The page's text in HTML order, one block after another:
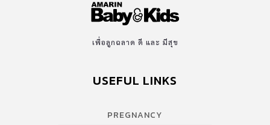
เพื่อลูกฉลาด ดี และ มีสุข
USEFUL LINKS
PREGNANCY